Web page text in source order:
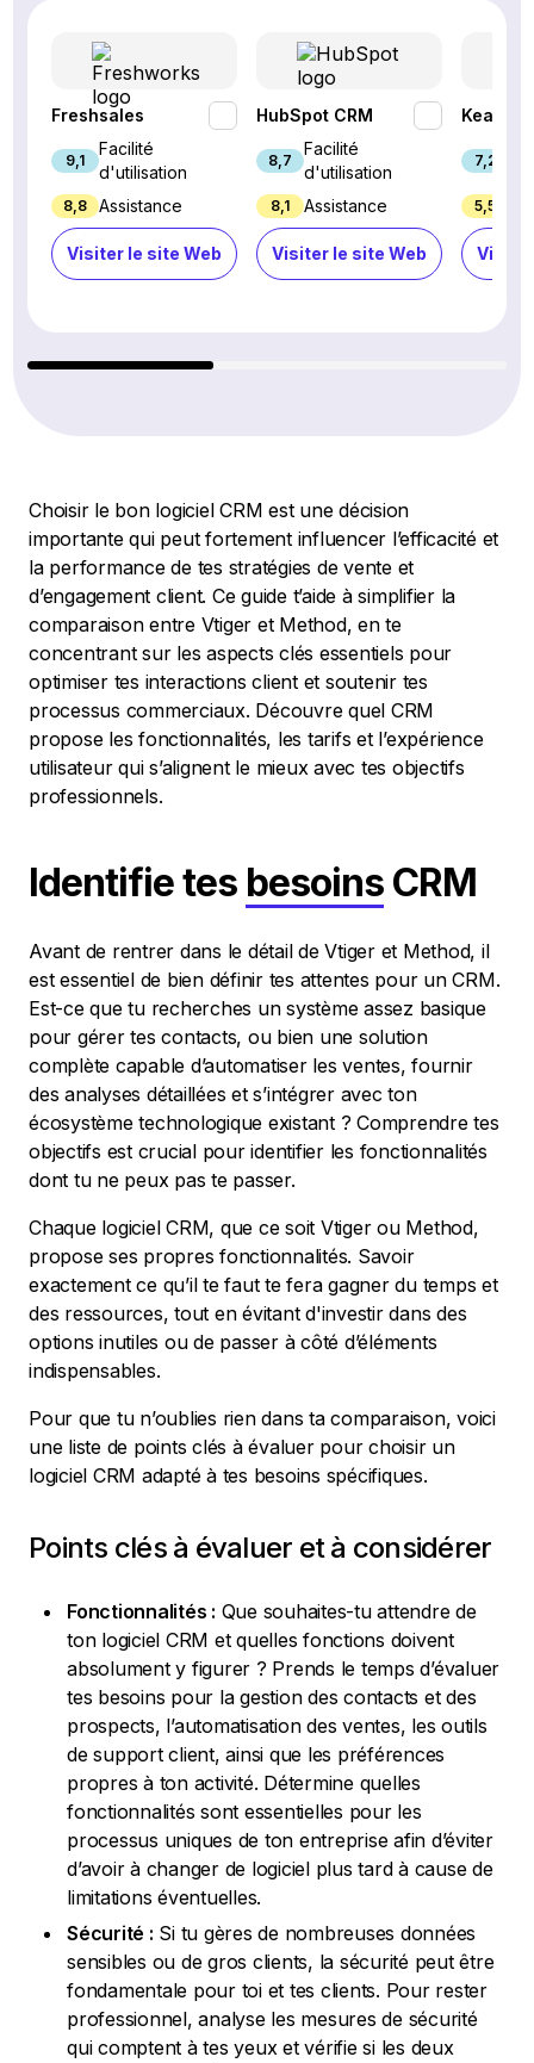
Freshsales
9,1
Facilité
d'utilisation
8,8 Assistance
Visiter le site Web
HubSpot CRM
8,7
Facilité
d'utilisation
8,1 Assistance
Visiter le site Web
Keap
7,2
5,5
Choisir le bon logiciel CRM est une décision
importante qui peut fortement influencer l’efficacité et
la performance de tes stratégies de vente et
d’engagement client. Ce guide t’aide à simplifier la
comparaison entre Vtiger et Method, en te
concentrant sur les aspects clés essentiels pour
optimiser tes interactions client et soutenir tes
processus commerciaux. Découvre quel CRM
propose les fonctionnalités, les tarifs et l’expérience
utilisateur qui s’alignent le mieux avec tes objectifs
professionnels.
Identifie tes besoins CRM
Avant de rentrer dans le détail de Vtiger et Method, il
est essentiel de bien définir tes attentes pour un CRM.
Est-ce que tu recherches un système assez basique
pour gérer tes contacts, ou bien une solution
complète capable d’automatiser les ventes, fournir
des analyses détaillées et s’intégrer avec ton
écosystème technologique existant ? Comprendre tes
objectifs est crucial pour identifier les fonctionnalités
dont tu ne peux pas te passer.
Chaque logiciel CRM, que ce soit Vtiger ou Method,
propose ses propres fonctionnalités. Savoir
exactement ce qu’il te faut te fera gagner du temps et
des ressources, tout en évitant d'investir dans des
options inutiles ou de passer à côté d’éléments
indispensables.
Pour que tu n’oublies rien dans ta comparaison, voici
une liste de points clés à évaluer pour choisir un
logiciel CRM adapté à tes besoins spécifiques.
Points clés à évaluer et à considérer
Fonctionnalités : Que souhaites-tu attendre de
ton logiciel CRM et quelles fonctions doivent
absolument y figurer ? Prends le temps d’évaluer
tes besoins pour la gestion des contacts et des
prospects, l’automatisation des ventes, les outils
de support client, ainsi que les préférences
propres à ton activité. Détermine quelles
fonctionnalités sont essentielles pour les
processus uniques de ton entreprise afin d’éviter
d’avoir à changer de logiciel plus tard à cause de
limitations éventuelles.
Sécurité : Si tu gères de nombreuses données
sensibles ou de gros clients, la sécurité peut être
fondamentale pour toi et tes clients. Pour rester
professionnel, analyse les mesures de sécurité
qui comptent à tes yeux et vérifie si les deux